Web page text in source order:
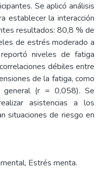
Se aplicó análisis
establecer la interacción
resultados: 80,8 % de
de estrés moderado a
niveles de fatiga
débiles entre
de la fatiga, como
(r = 0,058). Se
asistencias a los
situaciones de riesgo en
Estrés menta.